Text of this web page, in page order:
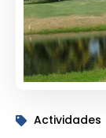
Actividades